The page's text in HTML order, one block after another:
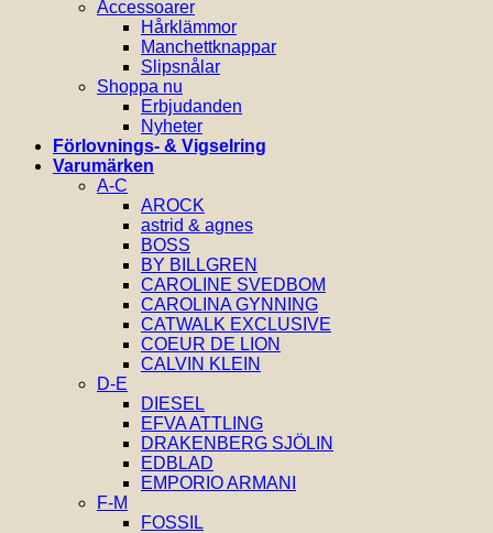
Accessoarer
Hårklämmor
Manchettknappar
Slipsnålar
Shoppa nu
Erbjudanden
Nyheter
Förlovnings- & Vigselring
Varumärken
A-C
AROCK
astrid & agnes
BOSS
BY BILLGREN
CAROLINE SVEDBOM
CAROLINA GYNNING
CATWALK EXCLUSIVE
COEUR DE LION
CALVIN KLEIN
D-E
DIESEL
EFVA ATTLING
DRAKENBERG SJÖLIN
EDBLAD
EMPORIO ARMANI
F-M
FOSSIL